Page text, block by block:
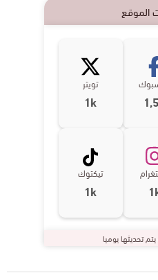
الموقع
تويتر
1k
تيكتوك
1k
تحديثها يوميا